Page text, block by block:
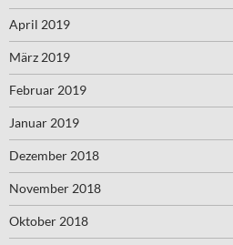
April 2019
März 2019
Februar 2019
Januar 2019
Dezember 2018
November 2018
Oktober 2018